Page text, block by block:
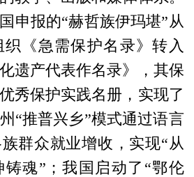
申报的“赫哲族伊玛堪”从
《急需保护名录》转入
遗产代表作名录》，其保
秀保护实践名册，实现了
“推普兴乡”模式通过语言
群众就业增收，实现“从
魂”；我国启动了“鄂伦